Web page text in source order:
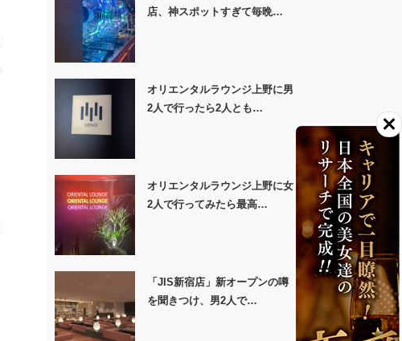
店、神スポットすぎて毎晩…
オリエンタルラウンジ上野に男
2人で行ったら2人とも…
オリエンタルラウンジ上野に女
2人で行ってみたら最高…
「JIS新宿店」新オープンの噂
を聞きつけ、男2人で…